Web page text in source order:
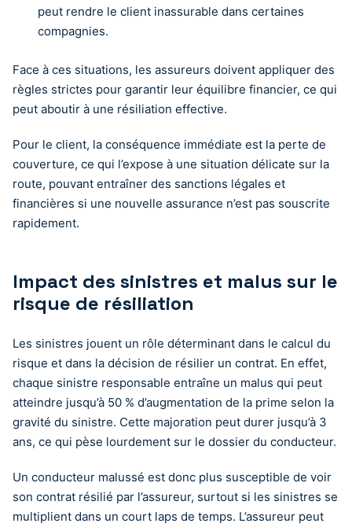
peut rendre le client inassurable dans certaines
compagnies.
Face à ces situations, les assureurs doivent appliquer des
règles strictes pour garantir leur équilibre financier, ce qui
peut aboutir à une résiliation effective.
Pour le client, la conséquence immédiate est la perte de
couverture, ce qui l’expose à une situation délicate sur la
route, pouvant entraîner des sanctions légales et
financières si une nouvelle assurance n’est pas souscrite
rapidement.
Impact des sinistres et malus sur le
risque de résiliation
Les sinistres jouent un rôle déterminant dans le calcul du
risque et dans la décision de résilier un contrat. En effet,
chaque sinistre responsable entraîne un malus qui peut
atteindre jusqu’à 50 % d’augmentation de la prime selon la
gravité du sinistre. Cette majoration peut durer jusqu’à 3
ans, ce qui pèse lourdement sur le dossier du conducteur.
Un conducteur malussé est donc plus susceptible de voir
son contrat résilié par l’assureur, surtout si les sinistres se
multiplient dans un court laps de temps. L’assureur peut